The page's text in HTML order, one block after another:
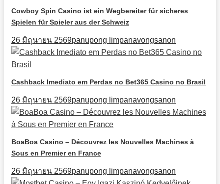
Cowboy Spin Casino ist ein Wegbereiter für sicheres
Spielen für Spieler aus der Schweiz
26 มิถุนายน 2569panupong limpanavongsanon
Cashback Imediato em Perdas no Bet365 Casino no Brasil
26 มิถุนายน 2569panupong limpanavongsanon
BoaBoa Casino – Découvrez les Nouvelles Machines à
Sous en Premier en France
26 มิถุนายน 2569panupong limpanavongsanon